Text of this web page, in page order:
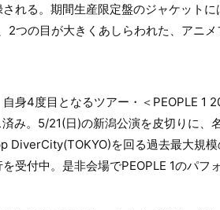
れる。期間生産限定盤のジャケット
2つの目が大きくあしらわれた、アニ
身4度目となるツアー・＜PEOPLE 1
み。5/21(日)の新潟公演を皮切りに
DiverCity(TOKYO)を回る過去最大規
受付中。是非会場でPEOPLE 1のパフ